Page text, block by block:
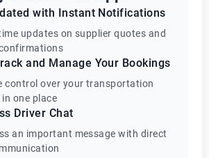
with Instant Notifications
updates on supplier quotes and
and Manage Your Bookings
control over your transportation
in one place
Driver Chat
an important message with direct